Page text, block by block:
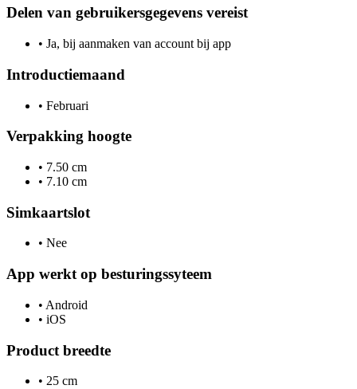
Delen van gebruikersgegevens vereist
• Ja, bij aanmaken van account bij app
Introductiemaand
• Februari
Verpakking hoogte
• 7.50 cm
• 7.10 cm
Simkaartslot
• Nee
App werkt op besturingssyteem
• Android
• iOS
Product breedte
• 25 cm